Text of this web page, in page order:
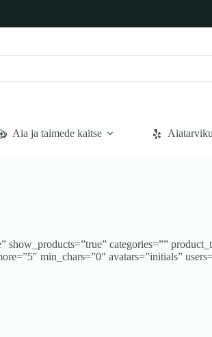
Aia ja taimede kaitse
categories=””
min_chars=”0″ avatars=”initials”